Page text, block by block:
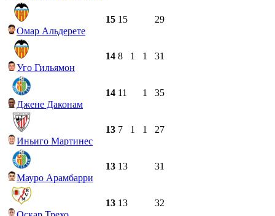
Омар Альдерете
15 15 29
Уго Гильямон
14 8 1 1 31
Джене Даконам
14 11 1 35
Иньиго Мартинес
13 7 1 1 27
Мауро Арамбарри
13 13 31
13 13 32